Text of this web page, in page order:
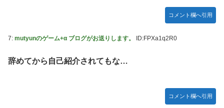
突進してきた牛を跳び越えたら、牛が固まって動かなくなっ
ジャンポケ斉藤の被害女性「バウムクーヘン売ったり
TikTokライブしててムカついたから示談しなかった」
コメント欄へ引用
7: mutyunのゲーム+α ブログがお送りします。 ID:FPXa1q2R0
辞めてから自己紹介されてもな…
コメント欄へ引用